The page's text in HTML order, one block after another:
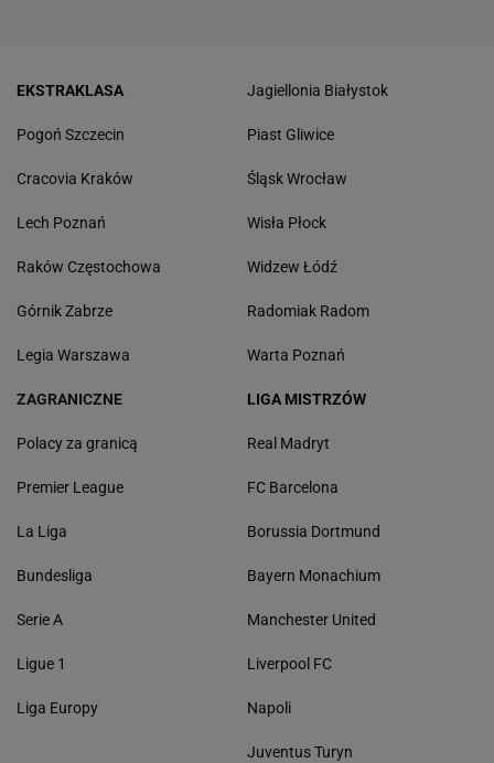
EKSTRAKLASA
Pogoń Szczecin
Cracovia Kraków
Lech Poznań
Raków Częstochowa
Górnik Zabrze
Legia Warszawa
Jagiellonia Białystok
Piast Gliwice
Śląsk Wrocław
Wisła Płock
Widzew Łódź
Radomiak Radom
Warta Poznań
ZAGRANICZNE
Polacy za granicą
Premier League
La Liga
Bundesliga
Serie A
Ligue 1
Liga Europy
LIGA MISTRZÓW
Real Madryt
FC Barcelona
Borussia Dortmund
Bayern Monachium
Manchester United
Liverpool FC
Napoli
Juventus Turyn